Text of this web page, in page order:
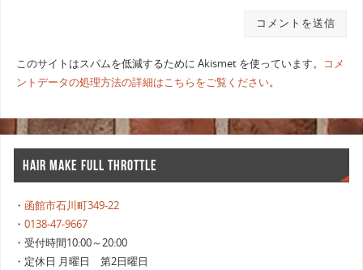
このサイトはスパムを低減するために Akismet を使っています。
コメ
ントデータの処理方法の詳細はこちらをご覧ください。
HAIR MAKE FULL THROTTLE
・函館市石川町349-22
・0138-47-9667
・受付時間10:00～20:00
・定休日 月曜日 第2日曜日